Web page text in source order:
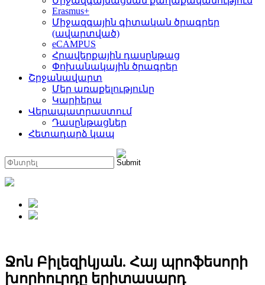
Erasmus+
Միջազգային գիտական ծրագրեր
(ավարտված)
eCAMPUS
Հրավերքային դասընթաց
Փոխանակային ծրագրեր
Շրջանավարտ
Մեր առաքելությունը
Կարիերա
Վերապատրաստում
Դասընթացներ
Հետադարձ կապ
Ջոն Բիլեզիկյան. Հայ պրոֆեսորի
խորհուրդը երիտասարդ